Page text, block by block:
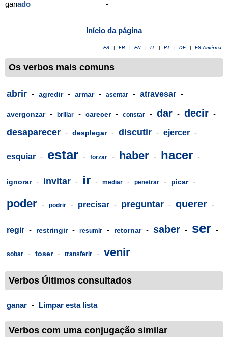
ganado -
Início da página
ES FR EN IT PT DE ES-América
Os verbos mais comuns
abrir - agredir - armar - asentar - atravesar -
avergonzar - brillar - carecer - constar - dar - decir -
desaparecer - desplegar - discutir - ejercer -
esquiar - estar - forzar - haber - hacer -
ignorar - invitar - ir - mediar - penetrar - picar -
poder - podrir - precisar - preguntar - querer -
regir - restringir - resumir - retornar - saber - ser -
sobar - toser - transferir - venir
Verbos Últimos consultados
ganar - Limpar esta lista
Verbos com uma conjugação similar